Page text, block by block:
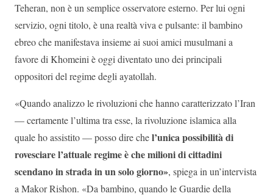
Teheran, non è un semplice osservatore esterno. Per lui ogni
servizio, ogni titolo, è una realtà viva e pulsante: il bambino
ebreo che manifestava insieme ai suoi amici musulmani a
favore di Khomeini è oggi diventato uno dei principali
oppositori del regime degli ayatollah.
«Quando analizzo le rivoluzioni che hanno caratterizzato l’Iran
— certamente l’ultima tra esse, la rivoluzione islamica alla
quale ho assistito — posso dire chel’unica possibilità di
rovesciare l’attuale regime è che milioni di cittadini
scendano in strada in un solo giorno», spiega in un’intervista
a Makor Rishon. «Da bambino, quando le Guardie della